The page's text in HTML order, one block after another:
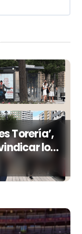
Torería’,
los
del ruedo